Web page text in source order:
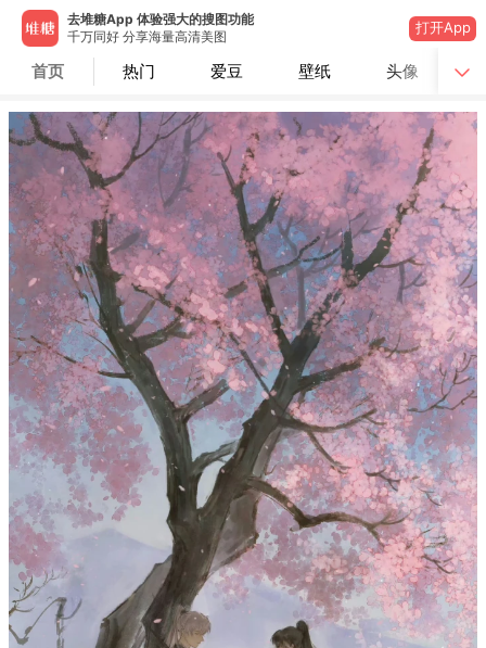
去堆糖App 体验强大的搜图功能
千万同好 分享海量高清美图
打开App
首页 热门 爱豆 壁纸 头像